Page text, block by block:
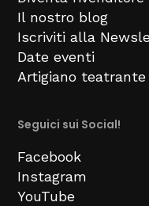
Il nostro blog
Iscriviti alla
Date eventi
Artigiano teatrante
Seguici sui Social!
Facebook
Instagram
YouTube